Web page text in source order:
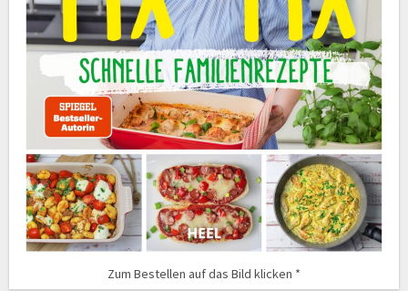
Zum Bestellen auf das Bild klicken *